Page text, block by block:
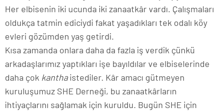
Her elbisenin iki ucunda iki zanaatkâr vardı. Çalışmaları
oldukça tatmin ediciydi fakat yaşadıkları tek odalı köy
evleri gözümden yaş getirdi.
Kısa zamanda onlara daha da fazla iş verdik çünkü
arkadaşlarımız yaptıkları işe bayıldılar ve elbiselerinde
daha çok kanthaistediler. Kâr amacı gütmeyen
kuruluşumuz SHE Derneği, bu zanaatkârların
ihtiyaçlarını sağlamak için kuruldu. Bugün SHE için